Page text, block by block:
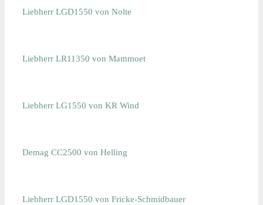
Liebherr LGD1550 von Nolte
Liebherr LR11350 von Mammoet
Liebherr LG1550 von KR Wind
Demag CC2500 von Helling
Liebherr LGD1550 von Fricke-Schmidbauer